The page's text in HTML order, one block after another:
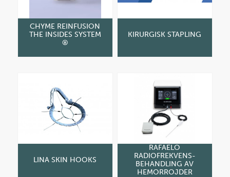
CHYME REINFUSION
THE INSIDES SYSTEM
®
KIRURGISK STAPLING
LINA SKIN HOOKS
RAFAELO
RADIOFREKVENS-
BEHANDLING AV
HEMORROJDER